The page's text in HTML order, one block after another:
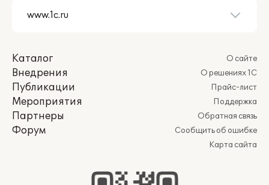
Каталог
Внедрения
Публикации
Мероприятия
Партнеры
Форум
О сайте
О решениях 1С
Прайс-лист
Поддержка
Обратная связь
Сообщить об ошибке
Карта сайта